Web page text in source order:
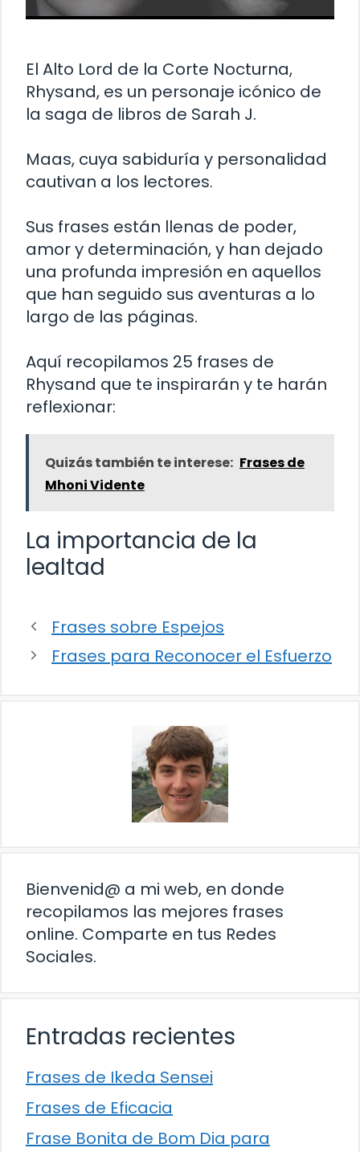
El Alto Lord de la Corte Nocturna,
Rhysand, es un personaje icónico de
la saga de libros de Sarah J.
Maas, cuya sabiduría y personalidad
cautivan a los lectores.
Sus frases están llenas de poder,
amor y determinación, y han dejado
una profunda impresión en aquellos
que han seguido sus aventuras a lo
largo de las páginas.
Aquí recopilamos 25 frases de
Rhysand que te inspirarán y te harán
reflexionar:
Quizás también te interese: Frases de
Mhoni Vidente
La importancia de la
lealtad
Frases sobre Espejos
Frases para Reconocer el Esfuerzo
Bienvenid@ a mi web, en donde
recopilamos las mejores frases
online. Comparte en tus Redes
Sociales.
Entradas recientes
Frases de Ikeda Sensei
Frases de Eficacia
Frase Bonita de Bom Dia para